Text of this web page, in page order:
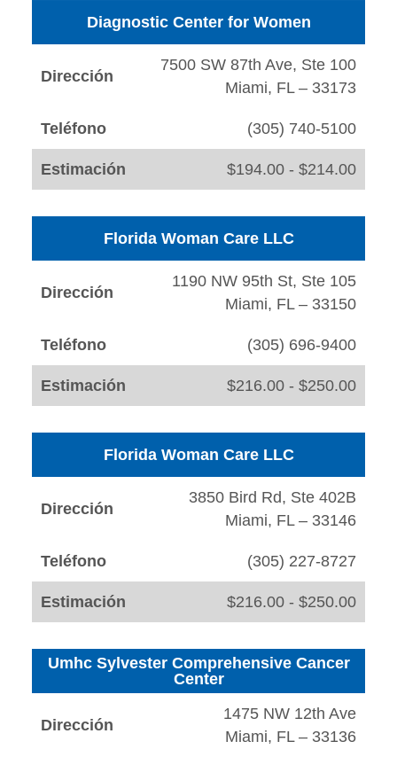
Diagnostic Center for Women
Dirección
7500 SW 87th Ave, Ste 100
Miami, FL – 33173
Teléfono (305) 740-5100
Estimación $194.00 - $214.00
Florida Woman Care LLC
Dirección
1190 NW 95th St, Ste 105
Miami, FL – 33150
Teléfono (305) 696-9400
Estimación $216.00 - $250.00
Florida Woman Care LLC
Dirección
3850 Bird Rd, Ste 402B
Miami, FL – 33146
Teléfono (305) 227-8727
Estimación $216.00 - $250.00
Umhc Sylvester Comprehensive Cancer
Center
Dirección
1475 NW 12th Ave
Miami, FL – 33136